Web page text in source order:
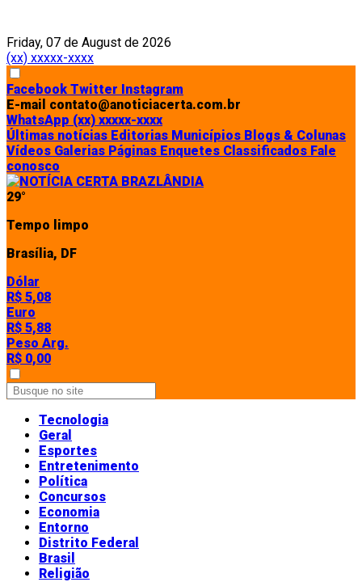
Friday, 07 de August de 2026
(xx) xxxxx-xxxx
Facebook Twitter Instagram
E-mail contato@anoticiacerta.com.br
WhatsApp (xx) xxxxx-xxxx
Últimas notícias Editorias Municípios Blogs & Colunas
Vídeos Galerias Páginas Enquetes Classificados Fale
conosco
29°
Tempo limpo
Brasília, DF
Dólar
R$ 5,08
Euro
R$ 5,88
Peso Arg.
R$ 0,00
Tecnologia
Geral
Esportes
Entretenimento
Política
Concursos
Economia
Entorno
Distrito Federal
Brasil
Religião